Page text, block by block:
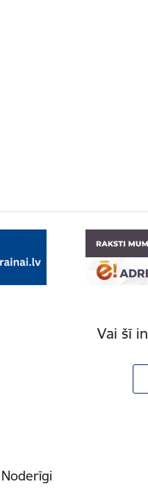
Vai šī
Noderīgi